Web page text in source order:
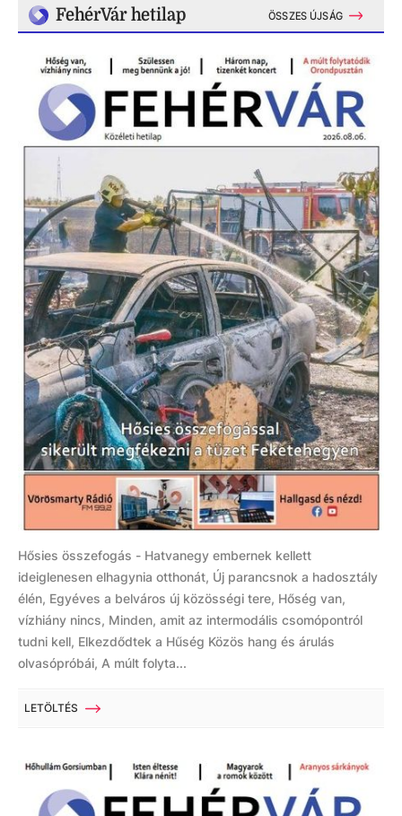
FehérVár hetilap ÖSSZES ÚJSÁG
Hősies összefogás - Hatvanegy embernek kellett
ideiglenesen elhagynia otthonát, Új parancsnok a hadosztály
élén, Egyéves a belváros új közösségi tere, Hőség van,
vízhiány nincs, Minden, amit az intermodális csomópontról
tudni kell, Elkezdődtek a Hűség Közös hang és árulás
olvasópróbái, A múlt folyta...
LETÖLTÉS